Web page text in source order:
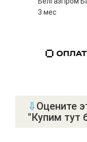
3 мес
⇩ Оцените
"Купим тут